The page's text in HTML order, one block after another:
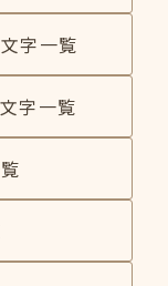
字一覧
字一覧